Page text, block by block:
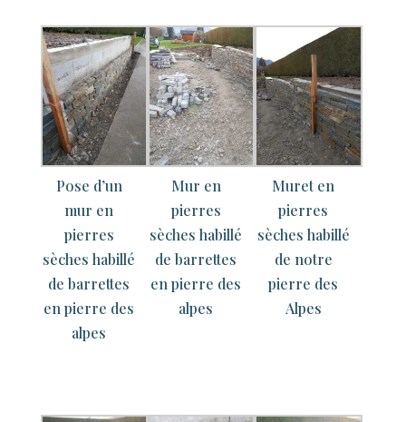
Pose d’un
mur en
pierres
sèches habillé
de barrettes
en pierre des
alpes
Mur en
pierres
sèches habillé
de barrettes
en pierre des
alpes
Muret en
pierres
sèches habillé
de notre
pierre des
Alpes